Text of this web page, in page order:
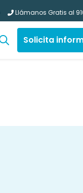
Llámanos Gratis al
Solicita